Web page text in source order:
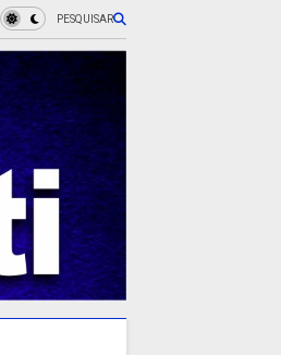
PESQUISAR